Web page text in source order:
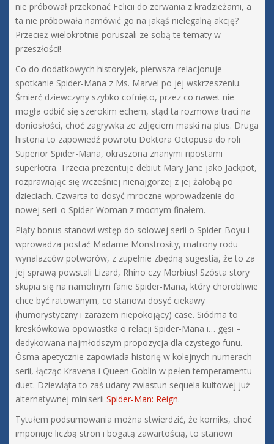
nie próbował przekonać Felicii do zerwania z kradzieżami, a
ta nie próbowała namówić go na jakąś nielegalną akcję?
Przecież wielokrotnie poruszali ze sobą te tematy w
przeszłości!
Co do dodatkowych historyjek, pierwsza relacjonuje
spotkanie Spider-Mana z Ms. Marvel po jej wskrzeszeniu.
Śmierć dziewczyny szybko cofnięto, przez co nawet nie
mogła odbić się szerokim echem, stąd ta rozmowa traci na
doniosłości, choć zagrywka ze zdjęciem maski na plus. Druga
historia to zapowiedź powrotu Doktora Octopusa do roli
Superior Spider-Mana, okraszona znanymi ripostami
superłotra. Trzecia prezentuje debiut Mary Jane jako Jackpot,
rozprawiając się wcześniej nienajgorzej z jej żałobą po
dzieciach. Czwarta to dosyć mroczne wprowadzenie do
nowej serii o Spider-Woman z mocnym finałem.
Piąty bonus stanowi wstęp do solowej serii o Spider-Boyu i
wprowadza postać Madame Monstrosity, matrony rodu
wynalazców potworów, z zupełnie zbędną sugestią, że to za
jej sprawą powstali Lizard, Rhino czy Morbius! Szósta story
skupia się na namolnym fanie Spider-Mana, który chorobliwie
chce być ratowanym, co stanowi dosyć ciekawy
(humorystyczny i zarazem niepokojący) case. Siódma to
kreskówkowa opowiastka o relacji Spider-Mana i… gęsi –
dedykowana najmłodszym propozycja dla czystego funu.
Ósma apetycznie zapowiada historię w kolejnych numerach
serii, łącząc Kravena i Queen Goblin w pełen temperamentu
duet. Dziewiąta to zaś udany zwiastun sequela kultowej już
alternatywnej miniserii Spider-Man: Reign.
Tytułem podsumowania można stwierdzić, że komiks, choć
imponuje liczbą stron i bogatą zawartością, to stanowi